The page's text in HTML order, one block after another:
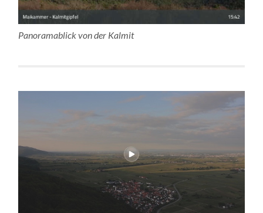
Panoramablick von der Kalmit